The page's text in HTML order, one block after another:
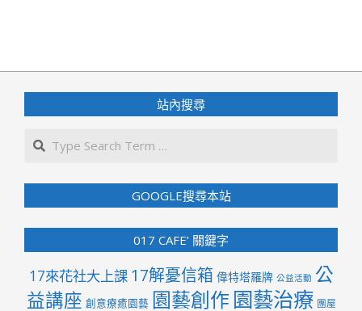
09-
18
站內搜尋
GOOGLE搜尋本站
017 CAFE’ 關鍵字
17來花社大上課 17解憂信箱 偉特塔羅牌 公益活動 公
益講座 創意療癒園藝 園藝創作 園藝治療 團屋